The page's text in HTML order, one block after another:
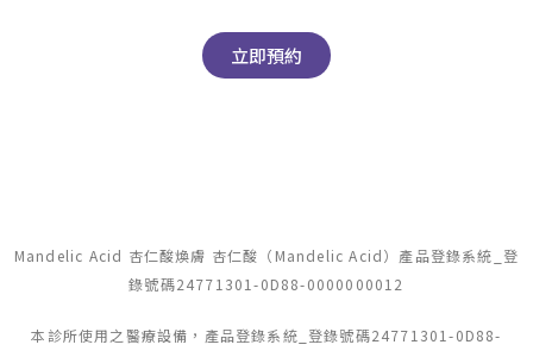
立即預約
Mandelic Acid 杏仁酸煥膚 杏仁酸（Mandelic Acid）產品登錄系統_登
錄號碼24771301-0D88-0000000012
本診所使用之醫療設備，產品登錄系統_登錄號碼24771301-0D88-